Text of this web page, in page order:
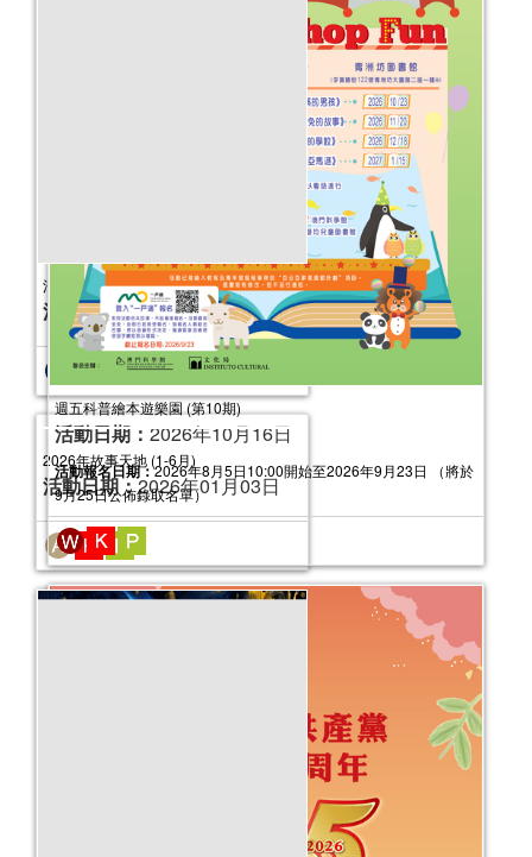
週五科普繪本遊樂園 (第10期)
活動日期： 2026年10月16日
活動報名日期：2026年8月5日10:00開始至2026年9月23日 （將於
9月25日公佈錄取名單）
清心自在──公共圖書館館藏主題書展
活動日期：2026年01月16日